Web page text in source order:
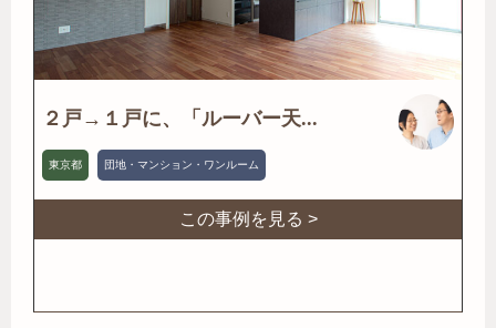
２戸→１戸に、「ルーバー天...
東京都 団地・マンション・ワンルーム
この事例を見る >